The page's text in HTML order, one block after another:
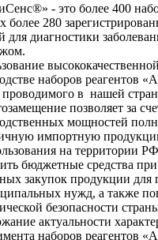
- это более 400
более 280
для диагностики
наборов реагентов
проводимого в нашей
позволяет за
мощностей
импортную
на территории
бюджетные средства
закупок продукции для
нужд, а также
безопасности
актуальности
наборов реагентов